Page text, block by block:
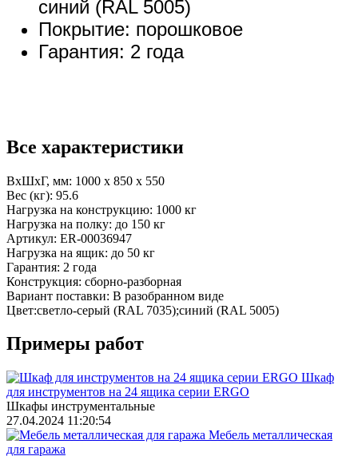
синий (RAL 5005)
Покрытие: порошковое
Гарантия: 2 года
Все характеристики
ВхШхГ, мм: 1000 x 850 x 550
Вес (кг): 95.6
Нагрузка на конструкцию: 1000 кг
Нагрузка на полку: до 150 кг
Артикул: ER-00036947
Нагрузка на ящик: до 50 кг
Гарантия: 2 года
Конструкция: сборно-разборная
Вариант поставки: В разобранном виде
Цвет:светло-серый (RAL 7035);синий (RAL 5005)
Примеры работ
Шкаф
для инструментов на 24 ящика серии ERGO
Шкафы инструментальные
27.04.2024 11:20:54
Мебель металлическая
для гаража